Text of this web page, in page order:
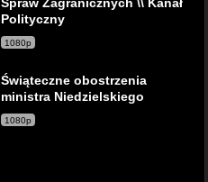
Polityczny
1080p
Świąteczne obostrzenia
ministra Niedzielskiego
1080p